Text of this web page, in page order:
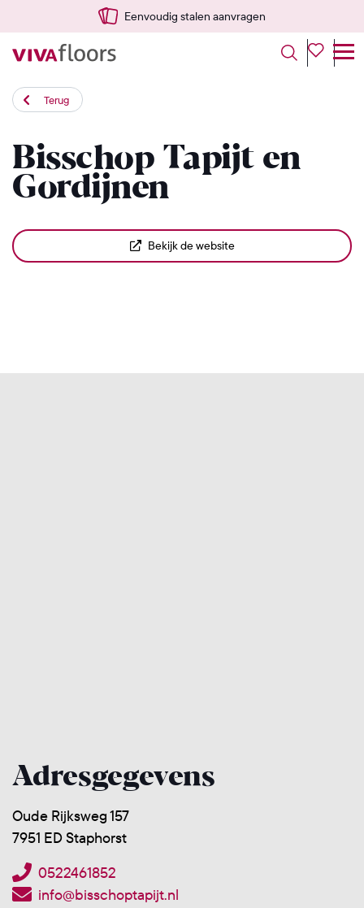
Eenvoudig stalen aanvragen
Terug
Bisschop Tapijt en
Gordijnen
Bekijk de website
Adresgegevens
Oude Rijksweg 157
7951 ED Staphorst
0522461852
info@bisschoptapijt.nl